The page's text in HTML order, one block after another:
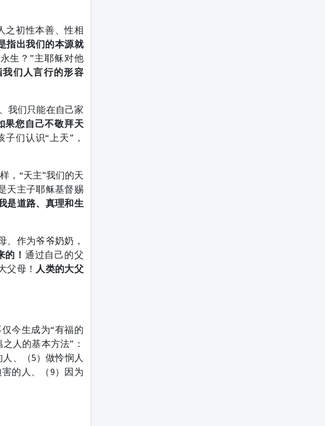
之初性本善、性相
指出我们的本源就
生？”主耶稣对他
们人言行的形容
我们只能在自己家
果您自己不敬拜天
们认识“上天”，
，“天主”我们的天
天主子耶稣基督赐
是道路、真理和生
、作为爷爷奶奶，
！ 通过自己的父
父母！ 人类的大父
仅今生成为“有福的
人的基本方法”：
、（5）做怜悯人
的人、（9）因为